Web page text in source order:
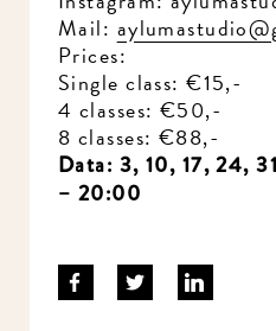
Mail:
Prices:
Single class: €15,-
4 classes: €50,-
8 classes: €88,-
Data: 3, 10, 17, 24,
– 20:00